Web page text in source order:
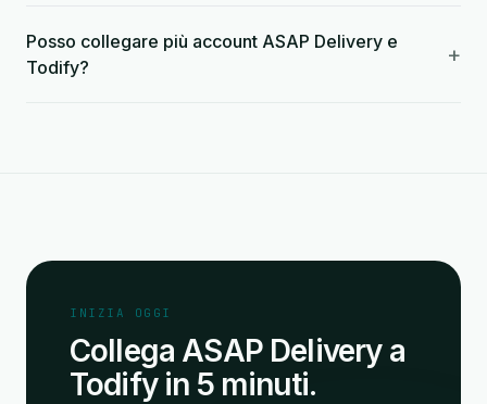
Posso collegare più account ASAP Delivery e
Todify?
+
INIZIA OGGI
Collega ASAP Delivery a
Todify in 5 minuti.